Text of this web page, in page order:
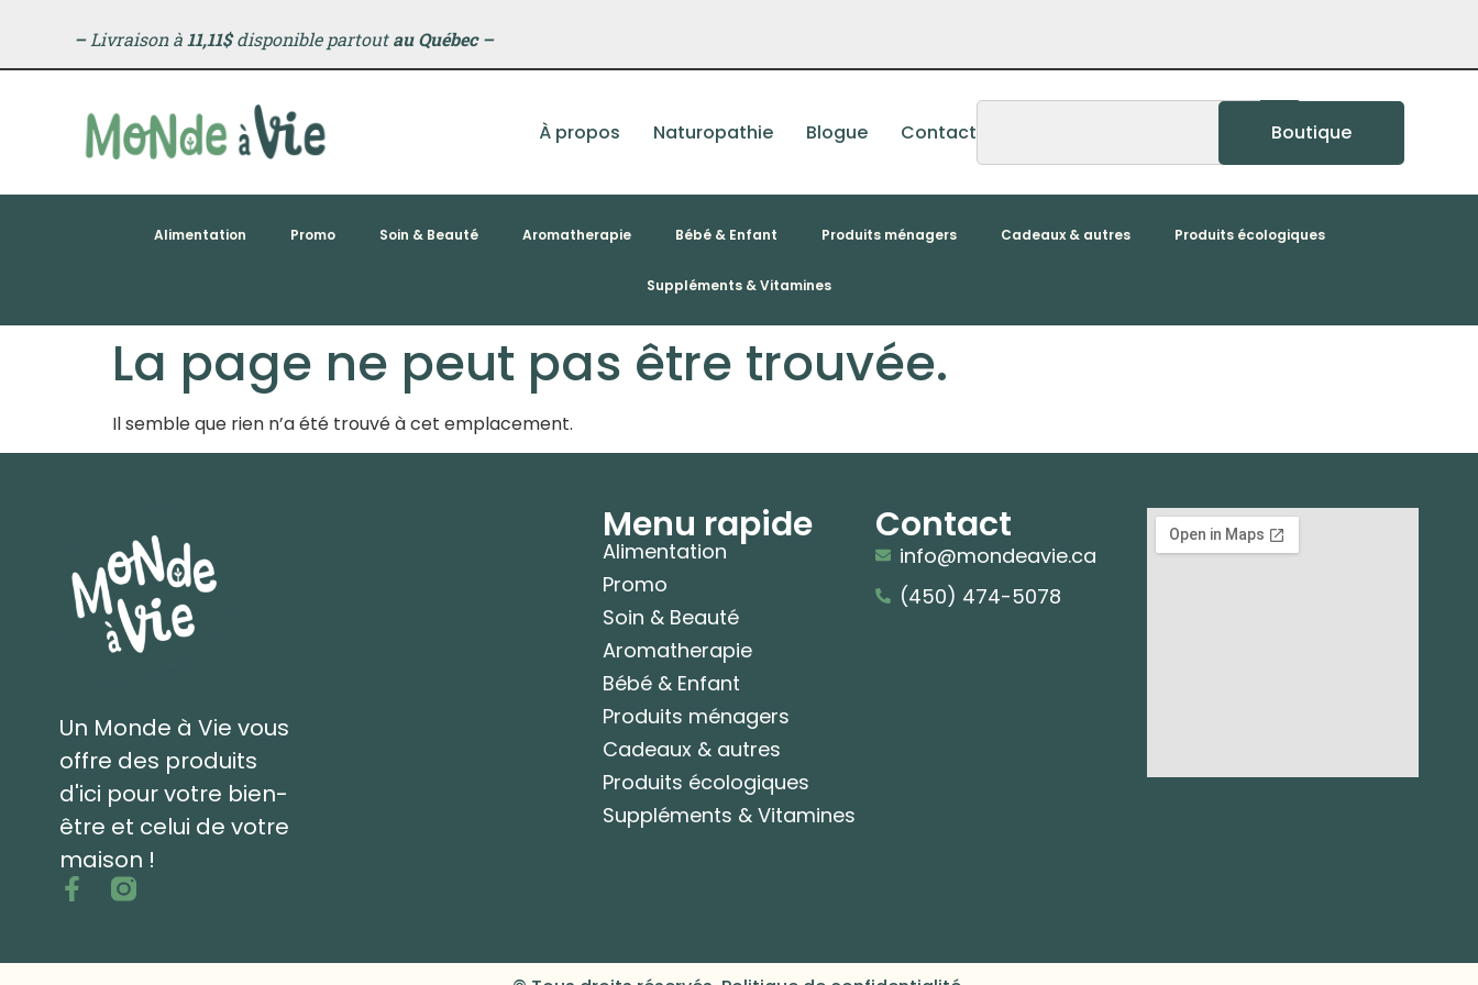
–Livraison à 11,11$disponible partoutau Québec –
À propos Naturopathie Blogue Contact Boutique
Alimentation Promo Soin & Beauté Aromatherapie Bébé & Enfant Produits ménagers Cadeaux & autres Produits écologiques
Suppléments & Vitamines
La page ne peut pas être trouvée.
Il semble que rien n’a été trouvé à cet emplacement.
Un Monde à Vie vous
offre des produits
d'ici pour votre bien-
être et celui de votre
maison !
Menu rapide
Alimentation
Promo
Soin & Beauté
Aromatherapie
Bébé & Enfant
Produits ménagers
Cadeaux & autres
Produits écologiques
Suppléments & Vitamines
Contact
info@mondeavie.ca
(450) 474-5078